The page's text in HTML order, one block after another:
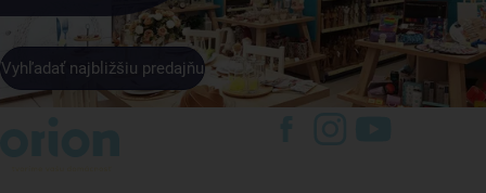
Vyhľadať najbližšiu predajňu